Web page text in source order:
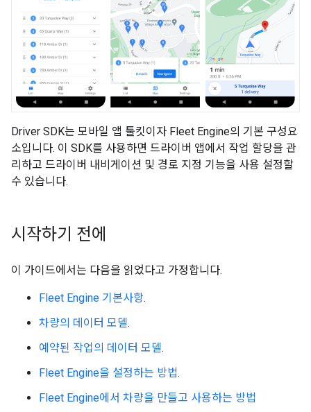
Driver SDK는 모바일 앱 툴킷이자 Fleet Engine의 기본 구성요
소입니다. 이 SDK를 사용하면 드라이버 앱에서 작업 할당을 관
리하고 드라이버 내비게이션 및 경로 지정 기능을 사용 설정할
수 있습니다.
시작하기 전에
이 가이드에서는 다음을 읽었다고 가정합니다.
Fleet Engine 기본사항.
차량의 데이터 모델.
예약된 작업의 데이터 모델.
Fleet Engine을 설정하는 방법.
Fleet Engine에서 차량을 만들고 사용하는 방법